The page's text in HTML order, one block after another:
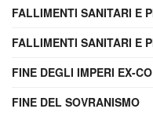
FALLIMENTI SANITARI E
FALLIMENTI SANITARI E
FINE DEGLI IMPERI EX-
FINE DEL SOVRANISMO